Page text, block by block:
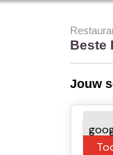
Beste
Jouw